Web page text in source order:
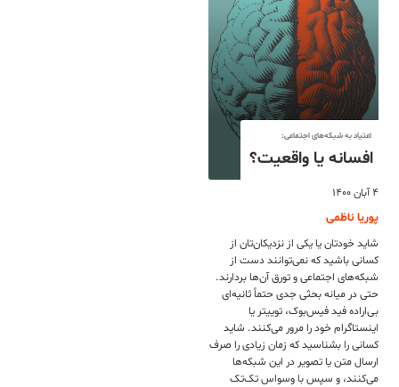
اعتیاد به شبکه‌های اجتماعی:
افسانه یا واقعیت؟
۴ آبان ۱۴۰۰
پوریا ناظمی
شاید خودتان یا یکی از نزدیکان‌تان از
کسانی باشید که نمی‌توانند دست از
شبکه‌های اجتماعی و تورق آن‌ها بردارند.
حتی در میانه بحثی جدی حتماً ثانیه‌ای
بی‌اراده فید فیس‌بوک، توییتر یا
اینستاگرام خود را مرور می‌کنند. شاید
کسانی را بشناسید که زمان زیادی را صرف
ارسال متن یا تصویر در این شبکه‌ها
می‌کنند، و سپس با وسواس تک‌تک